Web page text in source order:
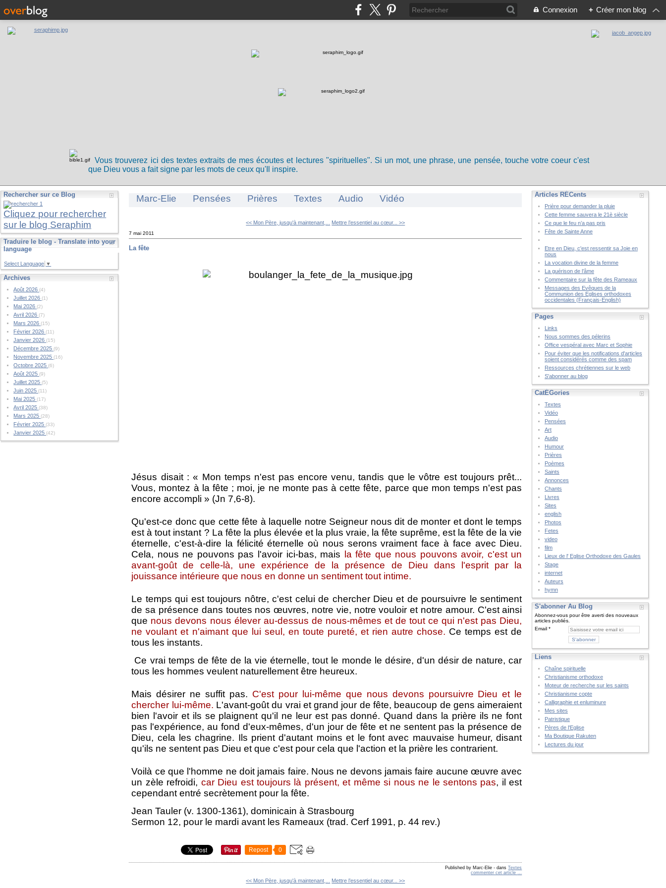
Connexion + Créer mon blog
Vous trouverez ici des textes extraits de mes écoutes et lectures "spirituelles". Si un mot, une phrase, une pensée, touche votre coeur c'est
que Dieu vous a fait signe par les mots de ceux qu'Il inspire.
Rechercher sur ce Blog
Cliquez pour rechercher
sur le blog Seraphim
Traduire le blog - Translate into your
language
Select Language ▼
Archives
Août 2026(4)
Juillet 2026(1)
Mai 2026(2)
Avril 2026(7)
Mars 2026(15)
Février 2026(11)
Janvier 2026(15)
Décembre 2025(9)
Novembre 2025(16)
Octobre 2025(6)
Août 2025(9)
Juillet 2025(5)
Juin 2025(11)
Mai 2025(17)
Avril 2025(38)
Mars 2025(28)
Février 2025(33)
Janvier 2025(42)
Marc-Elie Pensées Prières Textes Audio Vidéo
<< Mon Père, jusqu'à maintenant,... Mettre l’essentiel au cœur... >>
7 mai 2011
La fête
Jésus disait : « Mon temps n'est pas encore venu, tandis que le vôtre est toujours prêt...
Vous, montez à la fête ; moi, je ne monte pas à cette fête, parce que mon temps n'est pas
encore accompli » (Jn 7,6-8).
Qu'est-ce donc que cette fête à laquelle notre Seigneur nous dit de monter et dont le temps
est à tout instant ? La fête la plus élevée et la plus vraie, la fête suprême, est la fête de la vie
éternelle, c'est-à-dire la félicité éternelle où nous serons vraiment face à face avec Dieu.
Cela, nous ne pouvons pas l'avoir ici-bas, mais la fête que nous pouvons avoir, c'est un
avant-goût de celle-là, une expérience de la présence de Dieu dans l'esprit par la
jouissance intérieure que nous en donne un sentiment tout intime.
Le temps qui est toujours nôtre, c'est celui de chercher Dieu et de poursuivre le sentiment
de sa présence dans toutes nos œuvres, notre vie, notre vouloir et notre amour. C'est ainsi
que nous devons nous élever au-dessus de nous-mêmes et de tout ce qui n'est pas Dieu,
ne voulant et n'aimant que lui seul, en toute pureté, et rien autre chose. Ce temps est de
tous les instants.
Ce vrai temps de fête de la vie éternelle, tout le monde le désire, d'un désir de nature, car
tous les hommes veulent naturellement être heureux.
Mais désirer ne suffit pas. C'est pour lui-même que nous devons poursuivre Dieu et le
chercher lui-même. L'avant-goût du vrai et grand jour de fête, beaucoup de gens aimeraient
bien l'avoir et ils se plaignent qu'il ne leur est pas donné. Quand dans la prière ils ne font
pas l'expérience, au fond d'eux-mêmes, d'un jour de fête et ne sentent pas la présence de
Dieu, cela les chagrine. Ils prient d'autant moins et le font avec mauvaise humeur, disant
qu'ils ne sentent pas Dieu et que c'est pour cela que l'action et la prière les contrarient.
Voilà ce que l'homme ne doit jamais faire. Nous ne devons jamais faire aucune œuvre avec
un zèle refroidi, car Dieu est toujours là présent, et même si nous ne le sentons pas, il est
cependant entré secrètement pour la fête.
Jean Tauler (v. 1300-1361), dominicain à Strasbourg
Sermon 12, pour le mardi avant les Rameaux (trad. Cerf 1991, p. 44 rev.)
Repost 0
Published by Marc-Elie - dansTextes
commenter cet article
<< Mon Père, jusqu'à maintenant,... Mettre l’essentiel au cœur... >>
Articles RÉCents
Prière pour demander la pluie
Cette femme sauvera le 21è siècle
Ce que le feu n’a pas pris
Fête de Sainte Anne
Etre en Dieu, c'est ressentir sa Joie en
nous
La vocation divine de la femme
La guérison de l’âme
Commentaire sur la fête des Rameaux
Messages des Evêques de la
Communion des Eglises orthodoxes
occidentales (Français-English)
Pages
Links
Nous sommes des pélerins
Office vespéral avec Marc et Sophie
Pour éviter que les notifications d'articles
soient considérés comme des spam
Ressources chrétiennes sur le web
S'abonner au blog
CatÉGories
Textes
Vidéo
Pensées
Art
Audio
Humour
Prières
Poèmes
Saints
Annonces
Chants
Livres
Sites
english
Photos
Fetes
video
film
Lieux de l' Eglise Orthodoxe des Gaules
Stage
internet
Auteurs
hymn
S'abonner Au Blog
Abonnez-vous pour être averti des nouveaux
articles publiés.
Email
Liens
Chaîne spirituelle
Christianisme orthodoxe
Moteur de recherche sur les saints
Christianisme copte
Calligraphie et enluminure
Mes sites
Patristique
Pères de l'Eglise
Ma Boutique Rakuten
Lectures du jour